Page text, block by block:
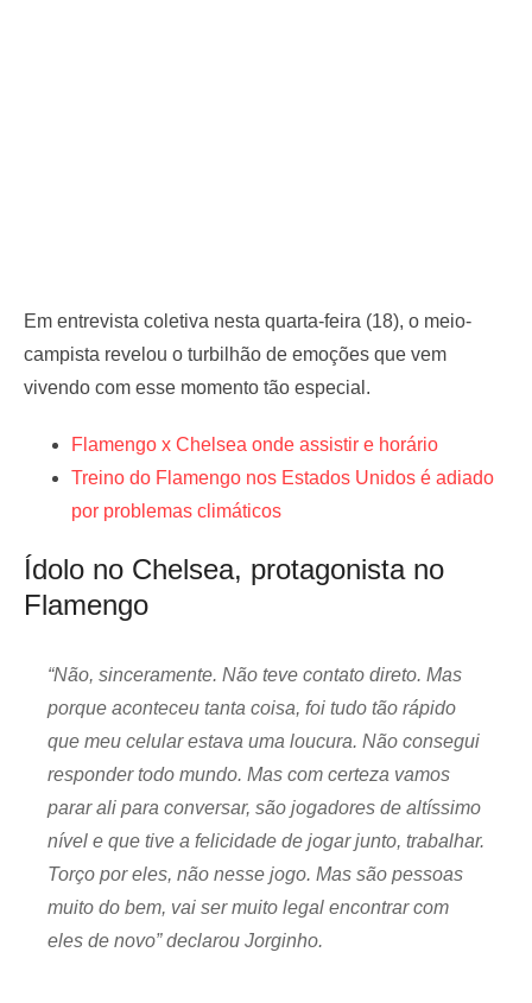
Em entrevista coletiva nesta quarta-feira (18), o meio-
campista revelou o turbilhão de emoções que vem
vivendo com esse momento tão especial.
Flamengo x Chelsea onde assistir e horário
Treino do Flamengo nos Estados Unidos é adiado
por problemas climáticos
Ídolo no Chelsea, protagonista no
Flamengo
“Não, sinceramente. Não teve contato direto. Mas
porque aconteceu tanta coisa, foi tudo tão rápido
que meu celular estava uma loucura. Não consegui
responder todo mundo. Mas com certeza vamos
parar ali para conversar, são jogadores de altíssimo
nível e que tive a felicidade de jogar junto, trabalhar.
Torço por eles, não nesse jogo. Mas são pessoas
muito do bem, vai ser muito legal encontrar com
eles de novo” declarou Jorginho.